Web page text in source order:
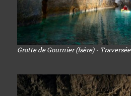
Grotte de Gournier (Isère) -